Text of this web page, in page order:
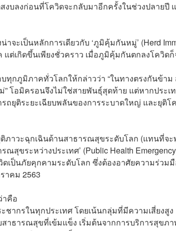
งบลงก่อนที่โควิดจะกลับมาอีกครั้งในช่วงปลายปี
าจะเป็นหลักการเดียวกับ ‘ภูมิคุ้มกันหมู่’ (Herd
แต่เกิดขึ้นเพียงชั่วคราว เมื่อภูมิคุ้มกันตกลงโควิด
ทุกภูมิภาคทั่วโลกให้กล่าวว่า “ในทางตรงกันข้าม
โอมิครอนจึงไม่ใช่สายพันธุ์สุดท้าย แต่หากประเ
ถยุติระยะเฉียบพลันของการระบาดใหญ่ และยุติ
ภาวะฉุกเฉินด้านสาธารณสุขระดับโลก (แทนที่จ
สุขระหว่างประเทศ’ (Public Health
ดเป็นภัยคุกคามระดับโลก ซึ่งต้องอาศัยความร่ว
าคม 2563
าคือ
ชากรในทุกประเทศ โดยเน้นกลุ่มที่มีความเสี่ยงสูง
าธารณสุขที่เข้มแข็ง เริ่มต้นจากการบริการสุขภ